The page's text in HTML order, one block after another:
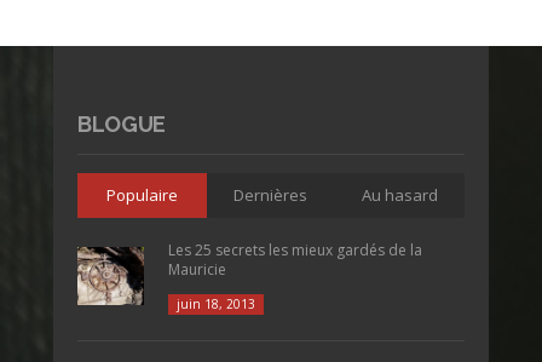
BLOGUE
Populaire Dernières Au hasard
Les 25 secrets les mieux gardés de la
Mauricie
juin 18, 2013